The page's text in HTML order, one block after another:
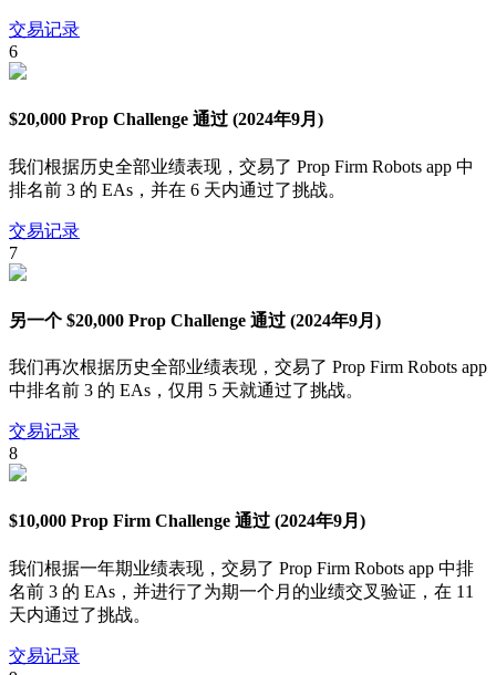
交易记录
6
$20,000 Prop Challenge 通过 (2024年9月)
我们根据历史全部业绩表现，交易了 Prop Firm Robots app 中
排名前 3 的 EAs，并在 6 天内通过了挑战。
交易记录
7
另一个 $20,000 Prop Challenge 通过 (2024年9月)
我们再次根据历史全部业绩表现，交易了 Prop Firm Robots app
中排名前 3 的 EAs，仅用 5 天就通过了挑战。
交易记录
8
$10,000 Prop Firm Challenge 通过 (2024年9月)
我们根据一年期业绩表现，交易了 Prop Firm Robots app 中排
名前 3 的 EAs，并进行了为期一个月的业绩交叉验证，在 11
天内通过了挑战。
交易记录